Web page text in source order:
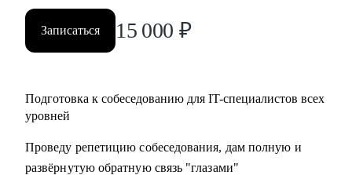
Записаться 15 000 ₽
Подготовка к собеседованию для IT-специалистов всех
уровней
Проведу репетицию собеседования, дам полную и
развёрнутую обратную связь "глазами"